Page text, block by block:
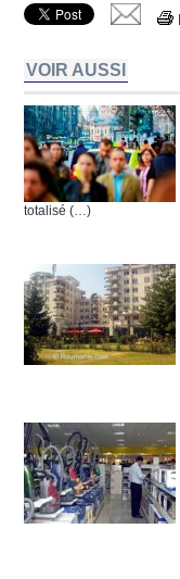
VOIR AUSSI
totalisé (…)